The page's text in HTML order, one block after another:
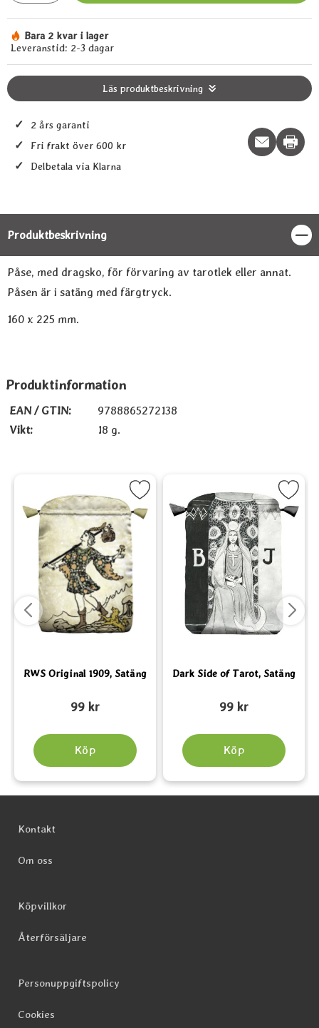
Tillgänglighet:
Bara 2 kvar i lager
Leveranstid: 2-3 dagar
Läs produktbeskrivning
✓ 2 års garanti
✓ Fri frakt över 600 kr
✓ Delbetala via Klarna
Print
Produktbeskrivning
Produktbeskrivning
Påse, med dragsko, för förvaring av tarotlek eller annat.
Påsen är i satäng med färgtryck.
160 x 225 mm.
Produktinformation
EAN / GTIN:
9788865272138
Vikt:
18 g.
som favorit
RWS Original 1909, Satäng
Art. nr 576299 kr
Köp
Markera RWS Original 1909, Satäng som favorit
Dark Side of Tarot, Satäng
Art. nr 662899 kr
Köp
Markera Dark Side of Tarot,
Kontakt
Om oss
Köpvillkor
Återförsäljare
Personuppgiftspolicy
Cookies